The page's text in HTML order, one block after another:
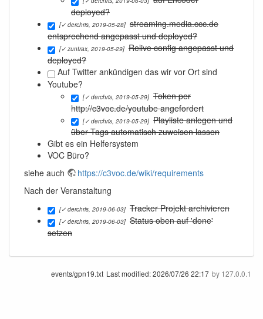
deployed?
[✓ derchris, 2019-05-28] streaming.media.ccc.de
entsprechend angepasst und deployed?
[✓ zuntrax, 2019-05-29] Relive config angepasst und
deployed?
Auf Twitter ankündigen das wir vor Ort sind
Youtube?
[✓ derchris, 2019-05-29] Token per
http://c3voc.de/youtube angefordert
[✓ derchris, 2019-05-29] Playliste anlegen und
über Tags automatisch zuweisen lassen
Gibt es ein Helfersystem
VOC Büro?
siehe auch
https://c3voc.de/wiki/requirements
Nach der Veranstaltung
[✓ derchris, 2019-06-03] Tracker Projekt archivieren
[✓ derchris, 2019-06-03] Status oben auf 'done'
setzen
events/gpn19.txt Last modified:2026/07/26 22:17 by 127.0.0.1